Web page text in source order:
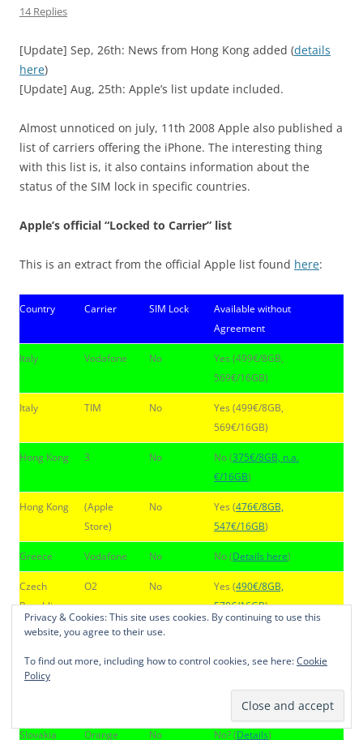
14 Replies
[Update] Sep, 26th: News from Hong Kong added (details
here)
[Update] Aug, 25th: Apple’s list update included.
Almost unnoticed on july, 11th 2008 Apple also published a
list of carriers offering the iPhone. The interesting thing
with this list is, it also contains information about the
status of the SIM lock in specific countries.
Apple’s official “Locked to Carrier” list
This is an extract from the official Apple list found here:
Country Carrier SIM Lock
Available without
Agreement
Italy Vodafone No
Yes (499€/8GB,
569€/16GB)
Italy TIM No
Yes (499€/8GB,
569€/16GB)
Hong Kong 3 No No (375€/8GB, n.a.
€/16GB)
Hong Kong
(Apple
Store)
No Yes (476€/8GB,
547€/16GB)
Greece Vodafone No No (Details here)
Czech
Republic
O2 No Yes (490€/8GB,
570€/16GB)
New
Zealand
Vodafone No
535€/16GB
Singapore
570€/16GB)
Slovakia Orange No No? (Details)
Privacy & Cookies: This site uses cookies. By continuing to use this
website, you agree to their use.
To find out more, including how to control cookies, see here:Cookie
Policy